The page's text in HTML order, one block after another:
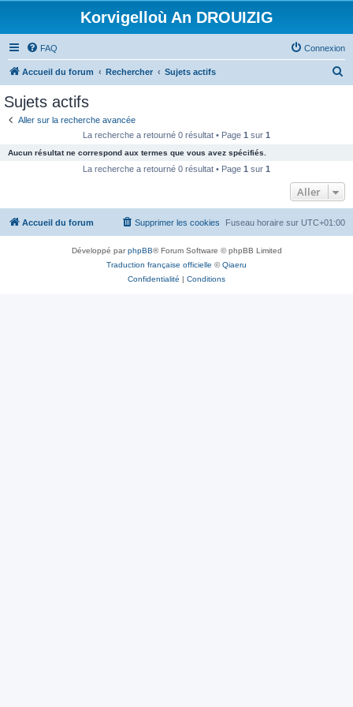
Korvigelloù An DROUIZIG
FAQ Connexion
Accueil du forum Rechercher Sujets actifs
c
e
Sujets actifs
Aller sur la recherche avancée
La recherche a retourné 0 résultat • Page 1 sur 1
Aucun résultat ne correspond aux termes que vous avez spécifiés.
La recherche a retourné 0 résultat • Page 1 sur 1
Aller
Accueil du forum Fuseau horaire sur UTC+01:00
Supprimer les cookies
Développé parphpBB® Forum Software © phpBB Limited
Traduction française officielle ©Qiaeru
Confidentialité | Conditions